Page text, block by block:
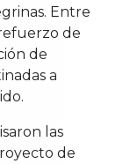
Entre
de
de
a
las
de